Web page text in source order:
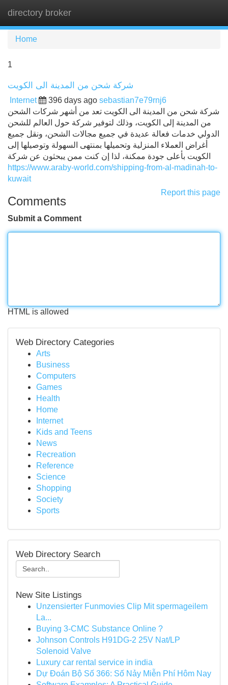
directory broker
Home
1
شركة شحن من المدينة الى الكويت
Internet 396 days ago sebastian7e79rnj6
شركة شحن من المدينة الى الكويت تعد من أشهر شركات الشحن
من المدينة إلى الكويت، وذلك لتوفير شركة حول العالم للشحن
الدولي خدمات فعالة عديدة في جميع مجالات الشحن، ونقل جميع
أغراض العملاء المنزلية وتحميلها بمنتهى السهولة وتوصيلها إلى
الكويت بأعلى جودة ممكنة، لذا إن كنت ممن يبحثون عن شركة
https://www.araby-world.com/shipping-from-al-madinah-to-
kuwait
Report this page
Comments
Submit a Comment
HTML is allowed
Web Directory Categories
Arts
Business
Computers
Games
Health
Home
Internet
Kids and Teens
News
Recreation
Reference
Science
Shopping
Society
Sports
Web Directory Search
New Site Listings
Unzensierter Funmovies Clip Mit spermageilem
La...
Buying 3-CMC Substance Online ?
Johnson Controls H91DG-2 25V Nat/LP
Solenoid Valve
Luxury car rental service in india
Dự Đoán Bộ Số 366: Số Nảy Miễn Phí Hôm Nay